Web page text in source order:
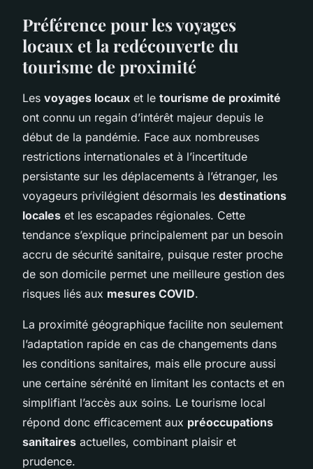
Préférence pour les voyages
locaux et la redécouverte du
tourisme de proximité
Les voyages locaux et le tourisme de proximité
ont connu un regain d’intérêt majeur depuis le
début de la pandémie. Face aux nombreuses
restrictions internationales et à l’incertitude
persistante sur les déplacements à l’étranger, les
voyageurs privilégient désormais les destinations
locales et les escapades régionales. Cette
tendance s’explique principalement par un besoin
accru de sécurité sanitaire, puisque rester proche
de son domicile permet une meilleure gestion des
risques liés aux mesures COVID.
La proximité géographique facilite non seulement
l’adaptation rapide en cas de changements dans
les conditions sanitaires, mais elle procure aussi
une certaine sérénité en limitant les contacts et en
simplifiant l’accès aux soins. Le tourisme local
répond donc efficacement aux préoccupations
sanitaires actuelles, combinant plaisir et
prudence.